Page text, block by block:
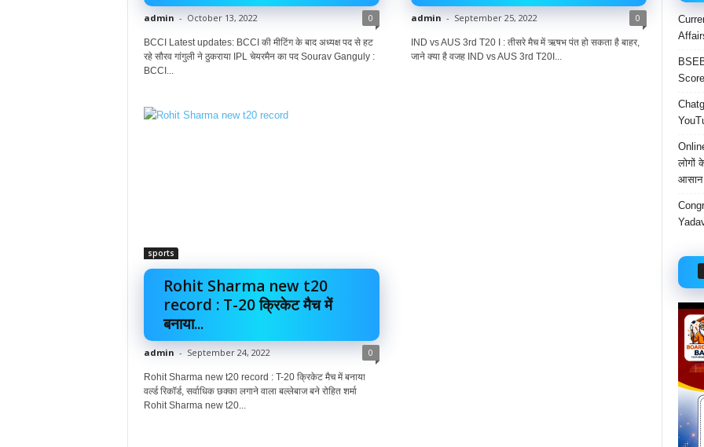
admin - October 13, 2022 0
BCCI Latest updates: BCCI की मीटिंग के बाद अध्यक्ष पद से हट
रहे सौरव गांगुली ने ठुकराया IPL चेयरमैन का पद Sourav Ganguly :
BCCI...
admin - September 25, 2022 0
IND vs AUS 3rd T20 I : तीसरे मैच में ऋषभ पंत हो सकता है बाहर,
जाने क्या है वजह IND vs AUS 3rd T20I...
sports
Rohit Sharma new t20
record : T-20 क्रिकेट मैच में
बनाया...
admin - September 24, 2022 0
Rohit Sharma new t20 record : T-20 क्रिकेट मैच में बनाया
वर्ल्ड रिकॉर्ड, सर्वाधिक छक्का लगाने वाला बल्लेबाज बने रोहित शर्मा
Rohit Sharma new t20...
लोगों
आसान